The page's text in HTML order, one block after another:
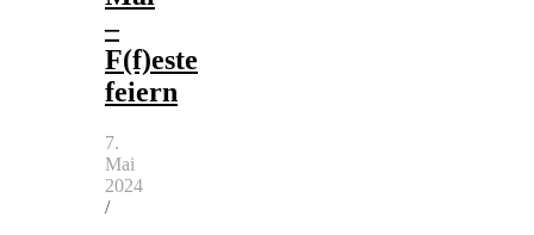
–
F(f)este
feiern
7.
Mai
2024
/